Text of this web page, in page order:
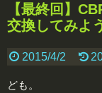
【最終回】
交換してみよ
2015/4/2
ども。